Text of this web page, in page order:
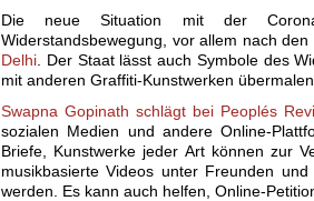
Die neue Situation mit der
Widerstandsbewegung, vor allem nach
Delhi . Der Staat lässt auch Symbole des
mit anderen Graffiti-Kunstwerken übermalen.
Swapna Gopinath schlägt bei Peoplés
sozialen Medien und andere Online-
Briefe, Kunstwerke jeder Art können zur
musikbasierte Videos unter Freunden
werden. Es kann auch helfen, Online-